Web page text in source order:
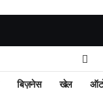
बिज़नेस खेल